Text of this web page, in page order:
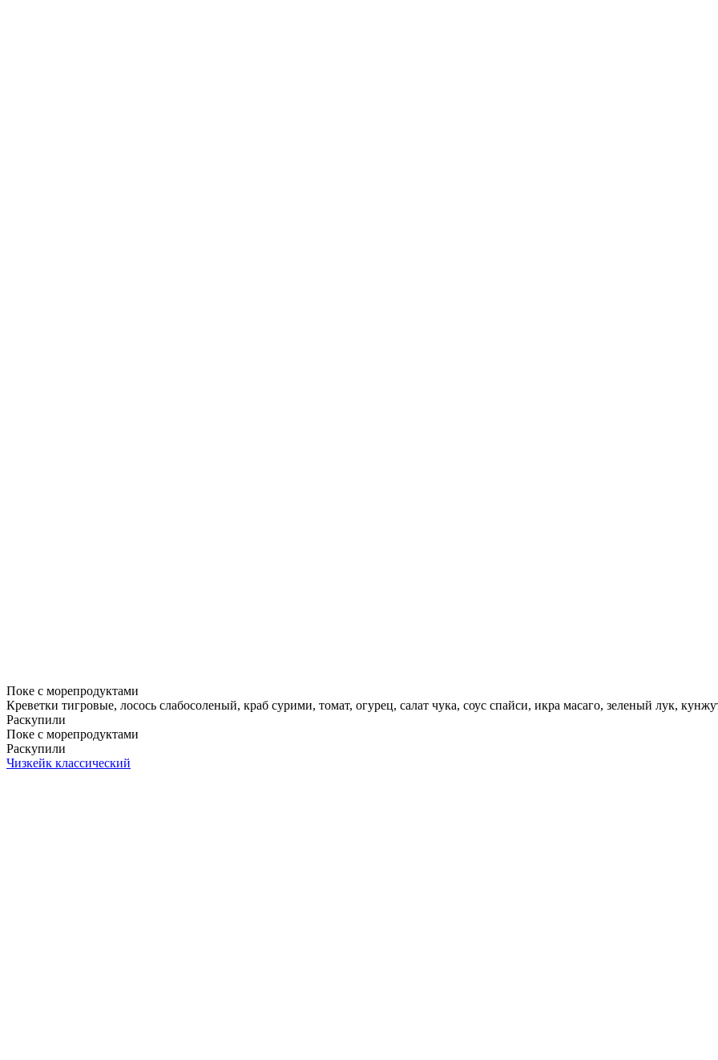
Поке с морепродуктами
Креветки тигровые, лосось слабосоленый, краб сурими, томат, огурец, салат чука, соус спайси, икра масаго, зеленый лук,
Раскупили
Поке с морепродуктами
Раскупили
Чизкейк классический